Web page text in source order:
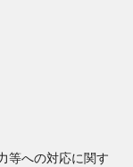
等への対応に関す